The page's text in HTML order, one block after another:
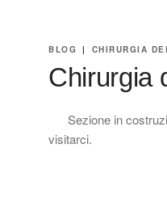
BLOG | CHIRURGIA
Chirurgia
Sezione in
visitarci.